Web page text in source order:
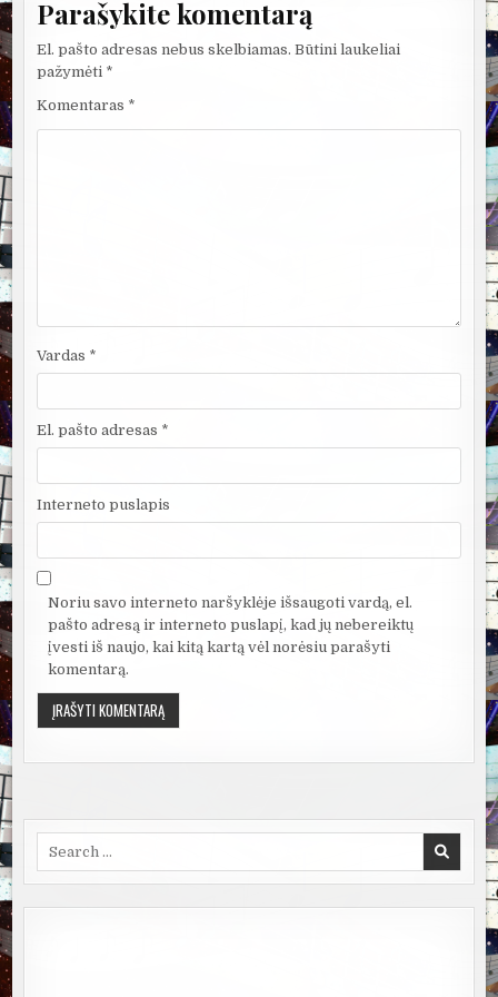
Parašykite komentarą
El. pašto adresas nebus skelbiamas. Būtini laukeliai
pažymėti *
Komentaras *
Vardas *
El. pašto adresas *
Interneto puslapis
Noriu savo interneto naršyklėje išsaugoti vardą, el.
pašto adresą ir interneto puslapį, kad jų nebereiktų
įvesti iš naujo, kai kitą kartą vėl norėsiu parašyti
komentarą.